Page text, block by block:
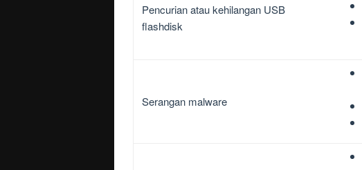
Pencurian atau kehilangan USB
flashdisk
Serangan malware